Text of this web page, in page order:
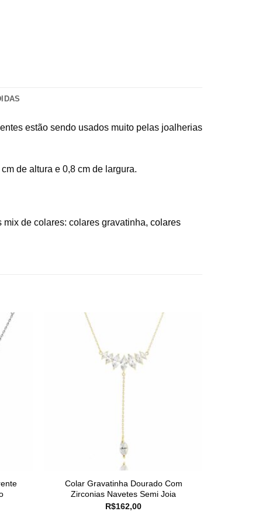
estão sendo usados muito pelas joalherias
de altura e 0,8 cm de largura.
de colares: colares gravatinha, colares
Colar Gravatinha Dourado Com
Zirconias Navetes Semi Joia
R$162,00